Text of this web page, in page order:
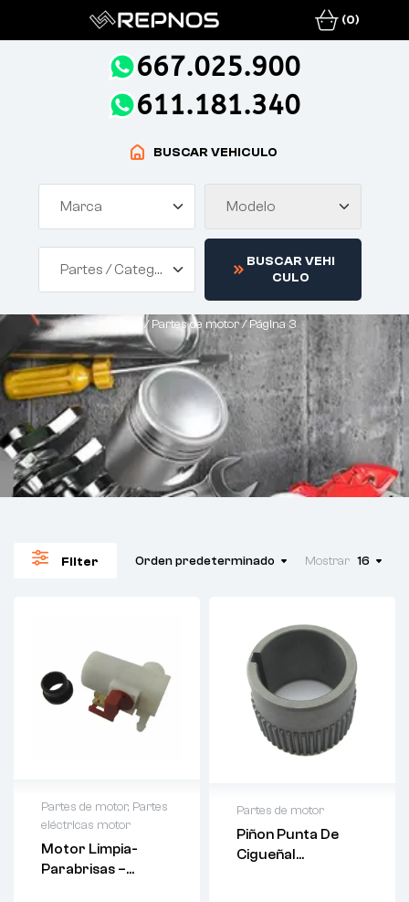
(0)
667.025.900
611.181.340
BUSCAR VEHICULO
Marca Modelo
Partes / Categorías BUSCAR VEHI
CULO
/Partes de motor/ Página 3
Filter Orden predeterminado Mostrar 16
Partes de motor, Partes
eléctricas motor
Motor Limpia-
Parabrisas –
Partes de motor
Piñon Punta De
Cigueñal